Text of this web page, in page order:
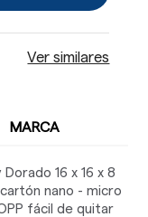
Ver similares
MARCA
16 x 16 x 8
nano - micro
fácil de quitar